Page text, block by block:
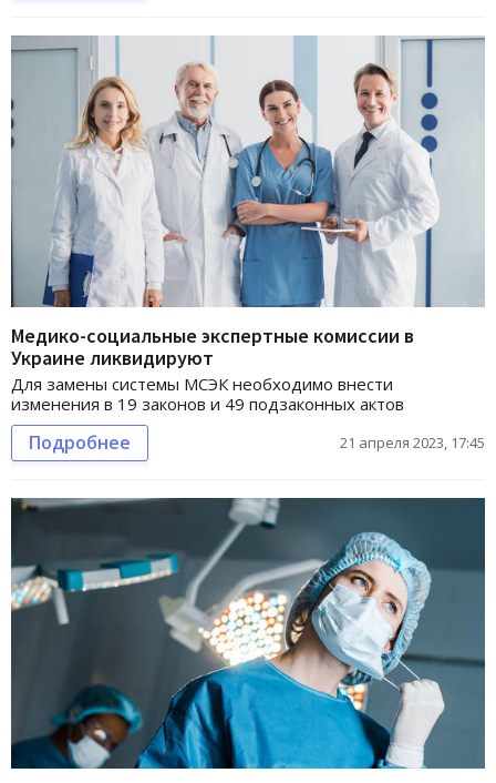
Медико-социальные экспертные комиссии в
Украине ликвидируют
Для замены системы МСЭК необходимо внести
изменения в 19 законов и 49 подзаконных актов
Подробнее 21 апреля 2023, 17:45